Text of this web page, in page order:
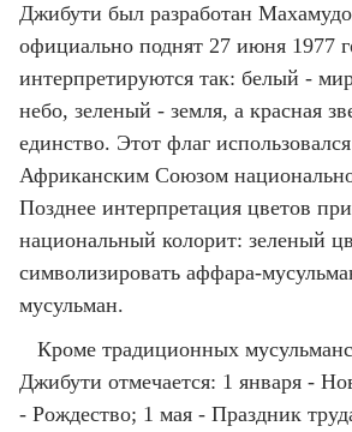
Джибути был разработан
официально поднят 27 июня 1977
интерпретируются так: белый -
небо, зеленый - земля, а красная
единство. Этот флаг
Африканским Союзом
Позднее интерпретация цветов
национальный колорит: зеленый
символизировать аффара-
мусульман.
Кроме традиционных
Джибути отмечается: 1 января -
- Рождество; 1 мая - Праздник